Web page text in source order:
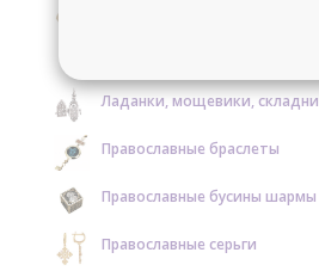
Ладанки, мощевики, складни
Православные браслеты
Православные бусины шармы
Православные серьги